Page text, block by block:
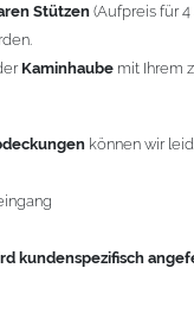
Stützen(Aufpreis für
Kaminhaube mit Ihrem
können wir
kundenspezifisch